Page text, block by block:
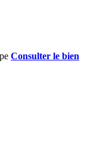
Consulter le bien